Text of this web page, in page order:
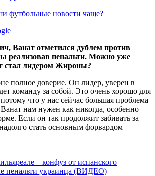
футбольные новости чаще?
Ванат отметился дублем против
реализовав пенальти. Можно уже
стал лидером Жироны?
полное доверие. Он лидер, уверен в
команду за собой. Это очень хорошо для
что у нас сейчас большая проблема
нам нужен как никогда, особенно
Если он так продолжит забивать за
стать основным форвардом
– конфуз от испанского
пенальти украинца (ВИДЕО)